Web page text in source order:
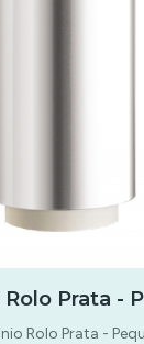
Prata -
Rolo Prata -